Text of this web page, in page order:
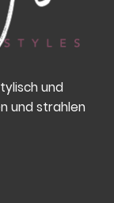
und
und strahlen